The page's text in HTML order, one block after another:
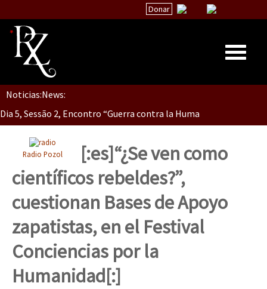
Donar
Inicio
Quiénes Somos
La palabra del EZLN
TEMAS
Chiapas
México
Latinoamérica
Mundo
Noticias:News:
Dia 5, Sessão 2, Encontro “Guerra contra la Humanidad”
Dia 5, sessão 1, do Encontro “Guerra contra a Humanidade”(As
Dia 4 – Encontro “Guerra contra a Humanidade” (As populações
Dia 3 do Encontro “Guerra contra a Humanidade”
Radio Pozol
[:es]“¿Se ven como
científicos rebeldes?”,
cuestionan Bases de Apoyo
zapatistas, en el Festival
Conciencias por la
Humanidad[:]